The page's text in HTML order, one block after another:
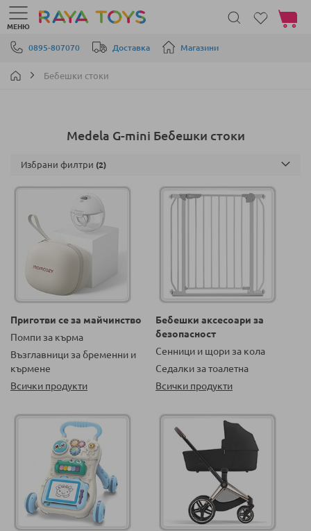
Прескачане към съдържанието
0895-807070 Доставка Магазини
МЕНЮ
Моята
Бебешки стоки
Medela G-mini Бебешки стоки
Приготви се за майчинство
Помпи за кърма
Възглавници за бременни и
кърмене
Всички продукти
Бебешки аксесоари за
безопасност
Сенници и щори за кола
Седалки за тоалетна
Всички продукти
Избрани филтри